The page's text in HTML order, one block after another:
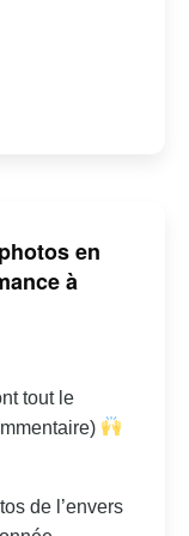
en
à
tout le
de l’envers